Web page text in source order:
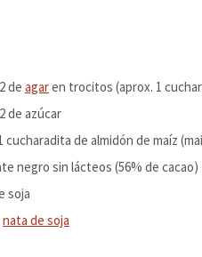
de agaren trocitos (aprox. 1
de azúcar
cucharadita de almidón de maíz
negro sin lácteos (56% de cacao)
soja
nata de soja